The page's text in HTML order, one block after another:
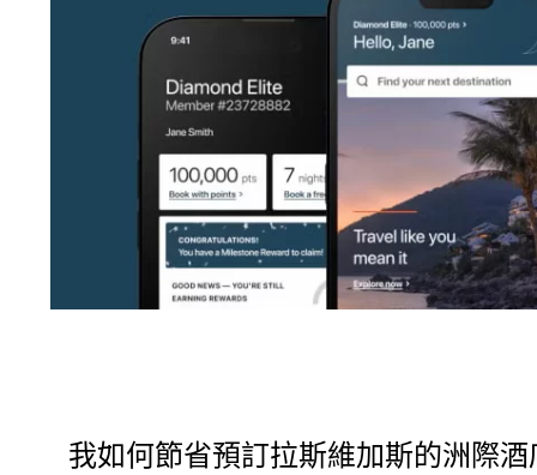
我如何節省預訂拉斯維加斯的洲際